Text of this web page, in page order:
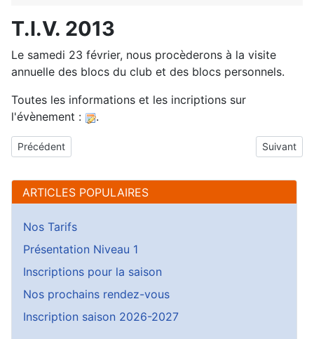
T.I.V. 2013
Le samedi 23 février, nous procèderons à la visite
annuelle des blocs du club et des blocs personnels.
Toutes les informations et les incriptions sur
l'évènement :
.
Article précédent : Mode de paiement
Précédent Article
Suivant
ARTICLES POPULAIRES
Nos Tarifs
Présentation Niveau 1
Inscriptions pour la saison
Nos prochains rendez-vous
Inscription saison 2026-2027